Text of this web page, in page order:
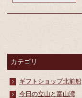
カテゴリ
ギフトショップ北前船
今日の立山と富山湾